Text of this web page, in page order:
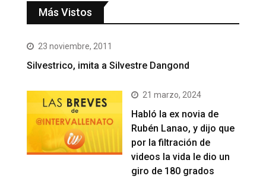
Más Vistos
23 noviembre, 2011
Silvestrico, imita a Silvestre Dangond
21 marzo, 2024
Habló la ex novia de
Rubén Lanao, y dijo que
por la filtración de
videos la vida le dio un
giro de 180 grados